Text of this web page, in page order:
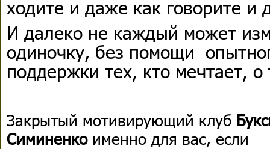
ходите и даже как говорите и
И далеко не каждый может
одиночку, без помощи
поддержки тех, кто мечтает,
Закрытый мотивирующий клуб
Симиненкоименно для вас, если